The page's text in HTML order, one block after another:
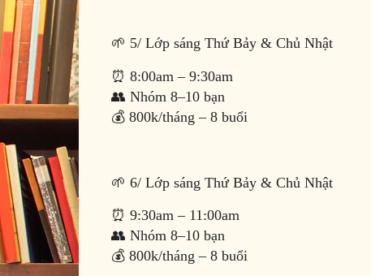
🌱 5/ Lớp sáng Thứ Bảy & Chủ Nhật
⏰ 8:00am – 9:30am
👥 Nhóm 8–10 bạn
💰 800k/tháng – 8 buổi
🌱 6/ Lớp sáng Thứ Bảy & Chủ Nhật
⏰ 9:30am – 11:00am
👥 Nhóm 8–10 bạn
💰 800k/tháng – 8 buổi